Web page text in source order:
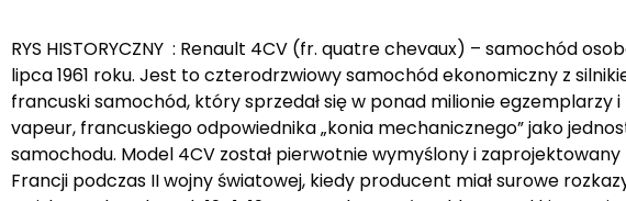
RYS HISTORYCZNY : Renault 4CV (fr. quatre chevaux) – samochód
lipca 1961 roku. Jest to czterodrzwiowy samochód ekonomiczny z
francuski samochód, który sprzedał się w ponad milionie
vapeur, francuskiego odpowiednika „konia mechanicznego” jako
samochodu. Model 4CV został pierwotnie wymyślony i
Francji podczas II wojny światowej, kiedy producent miał surowe